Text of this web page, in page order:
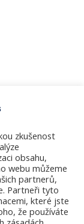
zkušenost
obsahu,
webu můžeme
partnerů,
Partneři tyto
které jste
že používáte